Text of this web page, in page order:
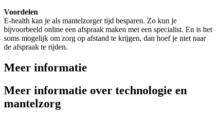
Voordelen
E-health kan je als mantelzorger tijd besparen. Zo kun je
bijvoorbeeld online een afspraak maken met een specialist. En is het
soms mogelijk om zorg op afstand te krijgen, dan hoef je niet naar
de afspraak te rijden.
Meer informatie
Meer informatie over technologie en
mantelzorg